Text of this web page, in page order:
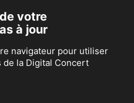
votre
à jour
navigateur pour utiliser
la Digital Concert